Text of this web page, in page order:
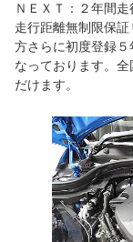
ＮＥＸＴ：２年間
走行距離無制限保
方さらに初度登録
なっております。
だけます。